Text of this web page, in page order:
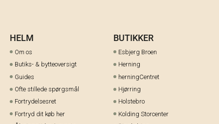
HELM
Om os
Butiks- & bytteoversigt
Guides
Ofte stillede spørgsmål
Fortrydelsesret
Fortryd dit køb her
BUTIKKER
Esbjerg Broen
Herning
herningCentret
Hjørring
Holstebro
Kolding Storcenter